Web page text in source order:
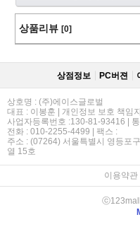
상품리뷰 [0]
상점정보 PC버젼
상호명 : (주)에이스글로벌
대표 : 이봉훈 | 개인정보 보호 책임
사업자등록번호 :130-81-93416 |
전화 : 010-2255-4499 | 팩스 :
주소 : (07264) 서울특별시 영등포
열 15호
이용약관
ⓒ123mall